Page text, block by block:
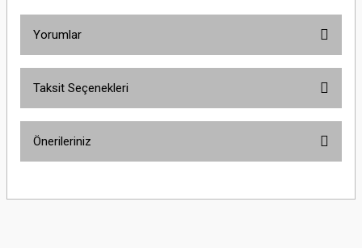
Yorumlar
Taksit Seçenekleri
Önerileriniz
yetersiz gördüğünüz noktaları öneri formunu kullanarak tarafımıza